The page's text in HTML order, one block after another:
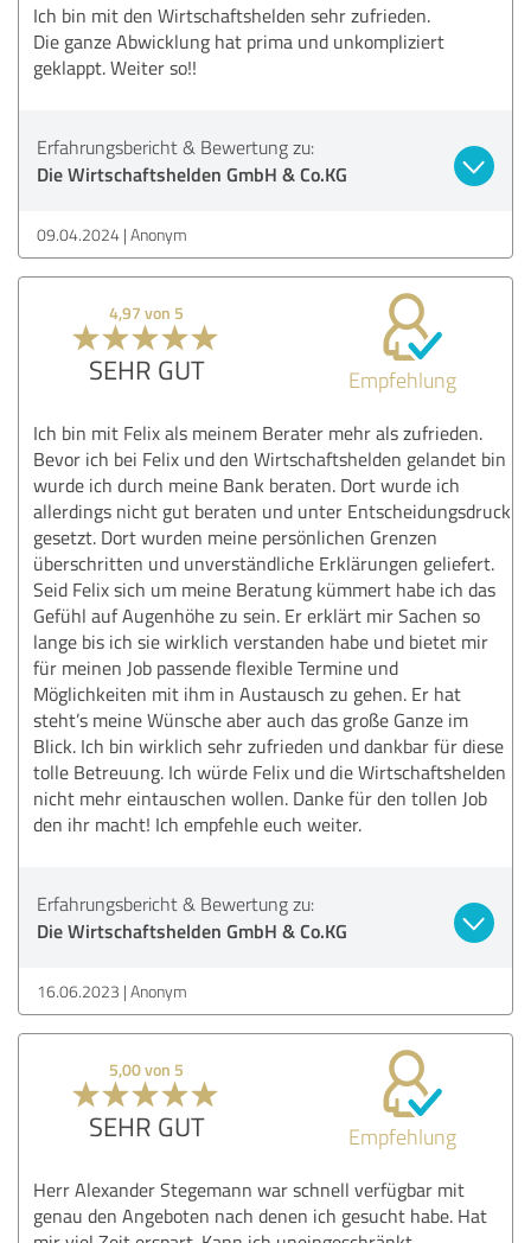
Ich bin mit den Wirtschaftshelden sehr zufrieden.
Die ganze Abwicklung hat prima und unkompliziert
geklappt. Weiter so!!
Erfahrungsbericht & Bewertung zu:
Die Wirtschaftshelden GmbH & Co.KG
09.04.2024 Anonym
4,97 von 5
SEHR GUT Empfehlung
Ich bin mit Felix als meinem Berater mehr als zufrieden.
Bevor ich bei Felix und den Wirtschaftshelden gelandet bin
wurde ich durch meine Bank beraten. Dort wurde ich
allerdings nicht gut beraten und unter Entscheidungsdruck
gesetzt. Dort wurden meine persönlichen Grenzen
überschritten und unverständliche Erklärungen geliefert.
Seid Felix sich um meine Beratung kümmert habe ich das
Gefühl auf Augenhöhe zu sein. Er erklärt mir Sachen so
lange bis ich sie wirklich verstanden habe und bietet mir
für meinen Job passende flexible Termine und
Möglichkeiten mit ihm in Austausch zu gehen. Er hat
steht’s meine Wünsche aber auch das große Ganze im
Blick. Ich bin wirklich sehr zufrieden und dankbar für diese
tolle Betreuung. Ich würde Felix und die Wirtschaftshelden
nicht mehr eintauschen wollen. Danke für den tollen Job
den ihr macht! Ich empfehle euch weiter.
Erfahrungsbericht & Bewertung zu:
Die Wirtschaftshelden GmbH & Co.KG
16.06.2023 Anonym
5,00 von 5
SEHR GUT Empfehlung
Herr Alexander Stegemann war schnell verfügbar mit
genau den Angeboten nach denen ich gesucht habe. Hat